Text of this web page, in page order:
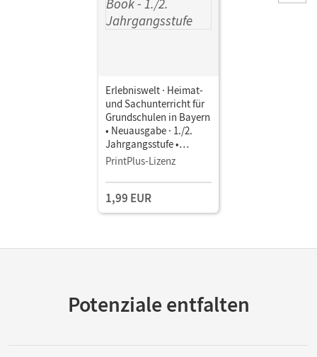
Erlebniswelt · Heimat-
und Sachunterricht für
Grundschulen in Bayern
• Neuausgabe · 1./2.
Jahrgangsstufe •
Schulbuch als E-Book
PrintPlus-Lizenz
1,99 EUR
Potenziale entfalten